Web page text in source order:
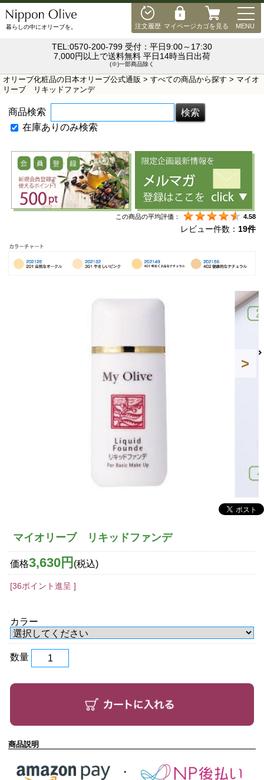
注文履歴 マイページカゴを見る MENU
暮らしの中にオリーブを。
TEL:0570-200-799 受付：平日9:00～17:30
7,000円以上で送料無料 平日14時当日出荷
(※)一部商品除く
オリーブ化粧品の日本オリーブ公式通販 > すべての商品から探す > マイオ
リーブ リキッドファンデ
商品検索
在庫ありのみ検索
この商品の平均評価： 4.58
レビュー件数： 19件
マイオリーブ リキッドファンデ
価格3,630円 (税込)
[36ポイント進呈 ]
カラー
数量
商品説明